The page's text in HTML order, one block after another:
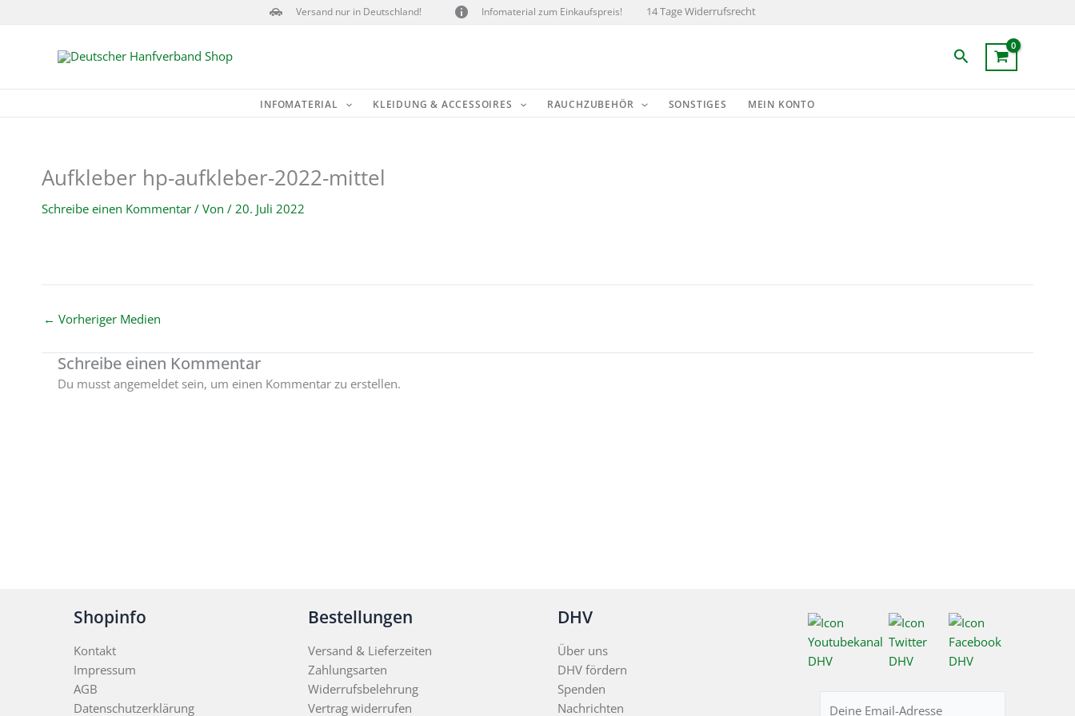
Inhalt
Versand nur in Deutschland! Infomaterial zum Einkaufspreis! 14 Tage Widerrufsrecht
Suchen
INFOMATERIAL KLEIDUNG & ACCESSOIRES RAUCHZUBEHÖR SONSTIGES MEIN KONTO
Aufkleber hp-aufkleber-2022-mittel
Schreibe einen Kommentar / Von / 20. Juli 2022
← Vorheriger Medien
Schreibe einen Kommentar
Du musst angemeldet sein, um einen Kommentar zu erstellen.
Shopinfo
Kontakt
Impressum
AGB
Datenschutzerklärung
Bestellungen
Versand & Lieferzeiten
Zahlungsarten
Widerrufsbelehrung
Vertrag widerrufen
DHV
Über uns
DHV fördern
Spenden
Nachrichten